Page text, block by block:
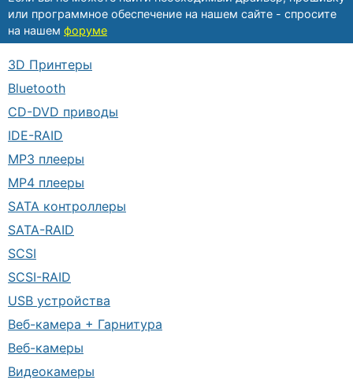
или программное обеспечение на нашем сайте - спросите
на нашем форуме
3D Принтеры
Bluetooth
CD-DVD приводы
IDE-RAID
MP3 плееры
MP4 плееры
SATA контроллеры
SATA-RAID
SCSI
SCSI-RAID
USB устройства
Веб-камера + Гарнитура
Веб-камеры
Видеокамеры